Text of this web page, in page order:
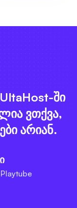
ში
ვთქვა,
არიან.